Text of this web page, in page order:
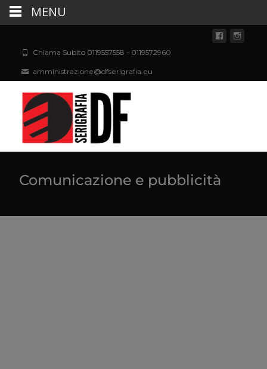
Chiama Subito 0119557558 - 0119572960
amministrazione@dfserigrafia.eu
Comunicazione e pubblicità
MENU